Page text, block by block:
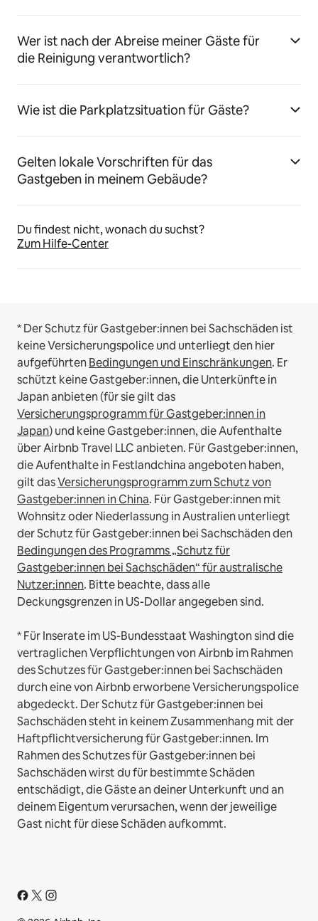
Wer ist nach der Abreise meiner Gäste für
die Reinigung verantwortlich?
Wie ist die Parkplatzsituation für Gäste?
Gelten lokale Vorschriften für das
Gastgeben in meinem Gebäude?
Du findest nicht, wonach du suchst?
Zum Hilfe-Center
* Der Schutz für Gastgeber:innen bei Sachschäden ist
keine Versicherungspolice und unterliegt den hier
aufgeführtenBedingungen und Einschränkungen. Er
schützt keine Gastgeber:innen, die Unterkünfte in
Japan anbieten (für sie gilt das
Versicherungsprogramm für Gastgeber:innen in
Japan) und keine Gastgeber:innen, die Aufenthalte
über Airbnb Travel LLC anbieten. Für Gastgeber:innen,
die Aufenthalte in Festlandchina angeboten haben,
gilt dasVersicherungsprogramm zum Schutz von
Gastgeber:innen in China. Für Gastgeber:innen mit
Wohnsitz oder Niederlassung in Australien unterliegt
der Schutz für Gastgeber:innen bei Sachschäden den
Bedingungen des Programms „Schutz für
Gastgeber:innen bei Sachschäden“ für australische
Nutzer:innen. Bitte beachte, dass alle
Deckungsgrenzen in US-Dollar angegeben sind.
* Für Inserate im US-Bundesstaat Washington sind die
vertraglichen Verpflichtungen von Airbnb im Rahmen
des Schutzes für Gastgeber:innen bei Sachschäden
durch eine von Airbnb erworbene Versicherungspolice
abgedeckt. Der Schutz für Gastgeber:innen bei
Sachschäden steht in keinem Zusammenhang mit der
Haftpflichtversicherung für Gastgeber:innen. Im
Rahmen des Schutzes für Gastgeber:innen bei
Sachschäden wirst du für bestimmte Schäden
entschädigt, die Gäste an deiner Unterkunft und an
deinem Eigentum verursachen, wenn der jeweilige
Gast nicht für diese Schäden aufkommt.